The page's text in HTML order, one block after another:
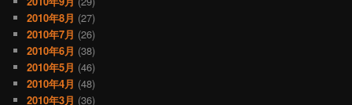
2010年8月 (27)
2010年7月 (26)
2010年6月 (38)
2010年5月 (46)
2010年4月 (48)
2010年3月 (36)